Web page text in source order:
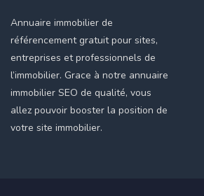
Annuaire immobilier de
référencement gratuit pour sites,
entreprises et professionnels de
l’immobilier. Grace à notre annuaire
immobilier SEO de qualité, vous
allez pouvoir booster la position de
votre site immobilier.